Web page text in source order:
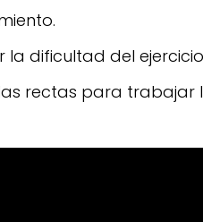
la dificultad del
rectas para trabajar